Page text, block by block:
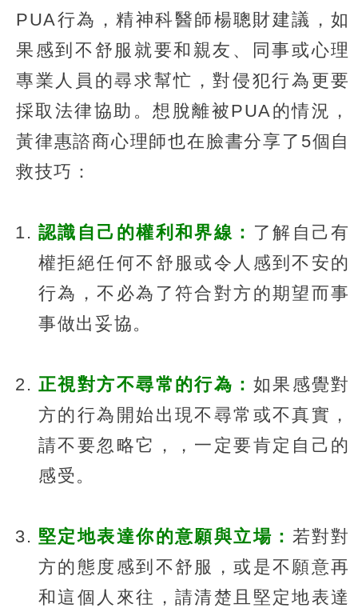
PUA行為，精神科醫師楊聰財建議，如
果感到不舒服就要和親友、同事或心理
專業人員的尋求幫忙，對侵犯行為更要
採取法律協助。想脫離被PUA的情況，
黃律惠諮商心理師也在臉書分享了5個自
救技巧：
認識自己的權利和界線： 了解自己有
權拒絕任何不舒服或令人感到不安的
行為，不必為了符合對方的期望而事
事做出妥協。
正視對方不尋常的行為： 如果感覺對
方的行為開始出現不尋常或不真實，
請不要忽略它，，一定要肯定自己的
感受。
堅定地表達你的意願與立場： 若對對
方的態度感到不舒服，或是不願意再
和這個人來往，請清楚且堅定地表達